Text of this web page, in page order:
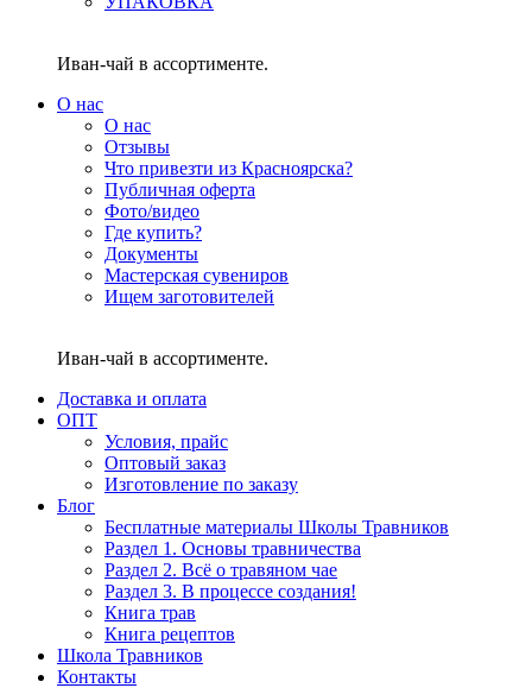
Иван-чай в ассортименте.
О нас
О нас
Отзывы
Что привезти из Красноярска?
Публичная оферта
Фото/видео
Где купить?
Документы
Мастерская сувениров
Ищем заготовителей
Иван-чай в ассортименте.
Доставка и оплата
ОПТ
Условия, прайс
Оптовый заказ
Изготовление по заказу
Блог
Бесплатные материалы Школы Травников
Раздел 1. Основы травничества
Раздел 2. Всё о травяном чае
Раздел 3. В процессе создания!
Книга трав
Книга рецептов
Школа Травников
Контакты